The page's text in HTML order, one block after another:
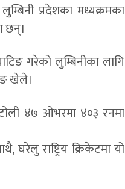
लुम्बिनी प्रदेशका मध्यक्रमका
छन्।
गरेको लुम्बिनीका लागि
खेले।
४७ ओभरमा ४०३ रनमा
राष्ट्रिय क्रिकेटमा यो